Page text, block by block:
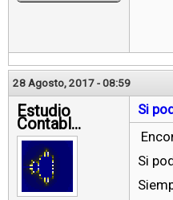
28 Agosto, 2017 - 08:59
Estudio
Contabl...
Si
Si